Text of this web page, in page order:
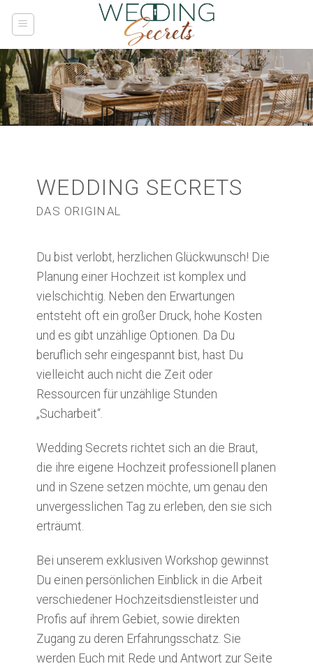
WEDDING SECRETS
DAS ORIGINAL
Du bist verlobt, herzlichen Glückwunsch! Die
Planung einer Hochzeit ist komplex und
vielschichtig. Neben den Erwartungen
entsteht oft ein großer Druck, hohe Kosten
und es gibt unzählige Optionen. Da Du
beruflich sehr eingespannt bist, hast Du
vielleicht auch nicht die Zeit oder
Ressourcen für unzählige Stunden
„Sucharbeit“.
Wedding Secrets richtet sich an die Braut,
die ihre eigene Hochzeit professionell planen
und in Szene setzen möchte, um genau den
unvergesslichen Tag zu erleben, den sie sich
erträumt.
Bei unserem exklusiven Workshop gewinnst
Du einen persönlichen Einblick in die Arbeit
verschiedener Hochzeitsdienstleister und
Profis auf ihrem Gebiet, sowie direkten
Zugang zu deren Erfahrungsschatz. Sie
werden Euch mit Rede und Antwort zur Seite